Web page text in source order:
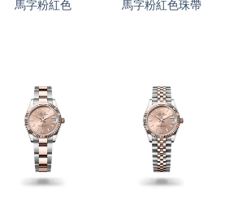
馬字粉紅色
馬字粉紅色珠帶